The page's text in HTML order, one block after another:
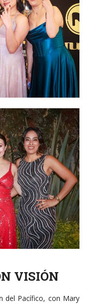
VISIÓN
del Pacífico, con Mary